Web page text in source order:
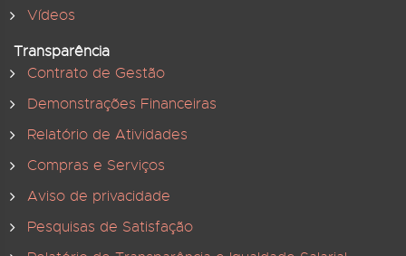
Vídeos
Transparência
Contrato de Gestão
Demonstrações Financeiras
Relatório de Atividades
Compras e Serviços
Aviso de privacidade
Pesquisas de Satisfação